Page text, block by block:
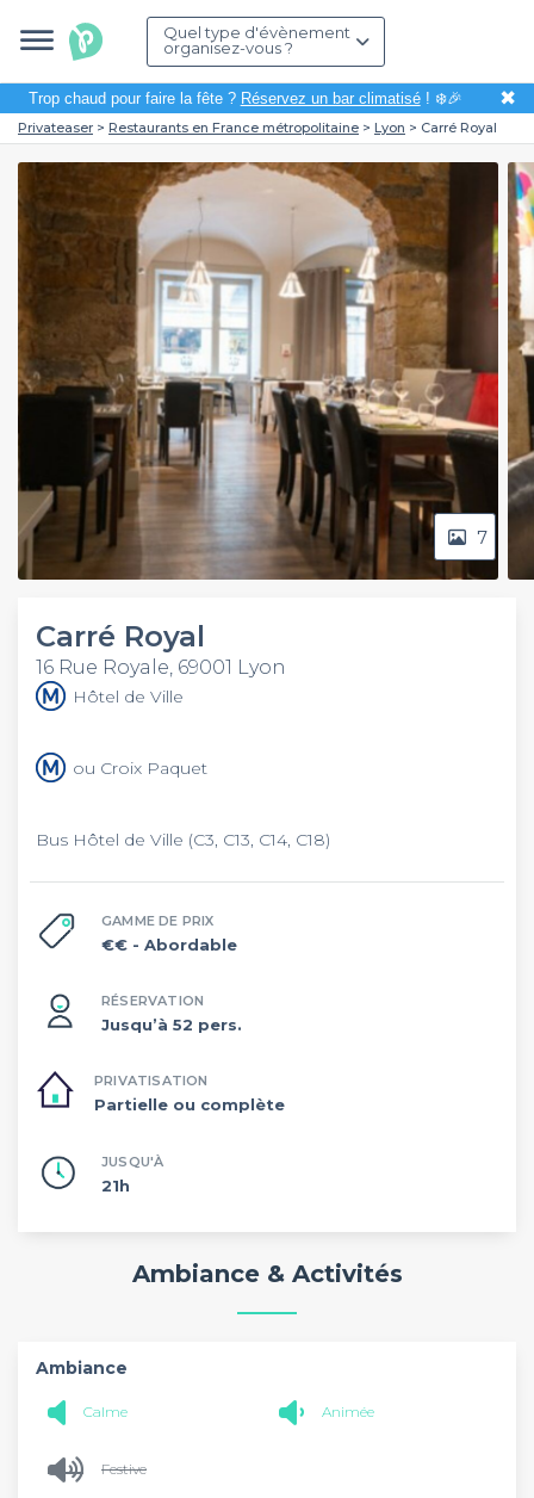
Quel type d'évènement
organisez-vous ?
Trop chaud pour faire la fête ? Réservez un bar climatisé! ❄️🎉 ✖
Privateaser Restaurants en France métropolitaine Lyon Carré Royal
7
Carré Royal
16 Rue Royale, 69001 Lyon
Hôtel de Ville
ou Croix Paquet
Bus Hôtel de Ville (C3, C13, C14, C18)
GAMME DE PRIX
€€ - Abordable
RÉSERVATION
Jusqu’à 52 pers.
PRIVATISATION
Partielle ou complète
JUSQU'À
21h
Ambiance & Activités
Ambiance
Calme Animée
Festive